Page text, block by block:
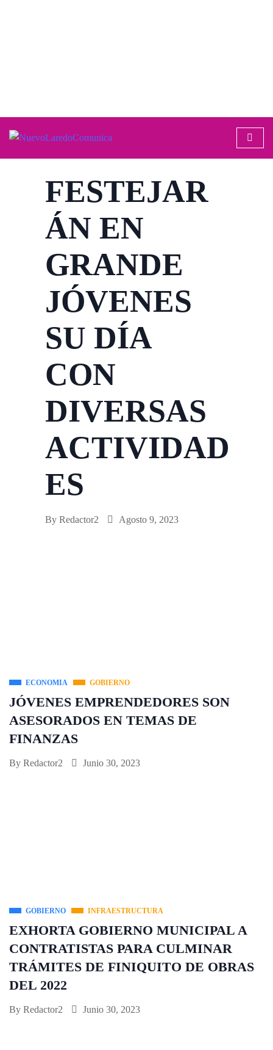
ESPARCIMIENTO GOBIERNO
FESTEJAR
ÁN EN
GRANDE
JÓVENES
SU DÍA
CON
DIVERSAS
ACTIVIDAD
ES
By Redactor2 Agosto 9, 2023
ECONOMIA GOBIERNO
JÓVENES EMPRENDEDORES SON
ASESORADOS EN TEMAS DE
FINANZAS
By Redactor2 Junio 30, 2023
GOBIERNO INFRAESTRUCTURA
EXHORTA GOBIERNO MUNICIPAL A
CONTRATISTAS PARA CULMINAR
TRÁMITES DE FINIQUITO DE OBRAS
DEL 2022
By Redactor2 Junio 30, 2023